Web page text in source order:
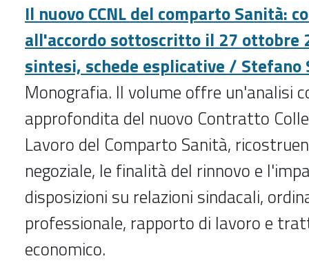
Il nuovo CCNL del comparto Sanità:
all'accordo sottoscritto il 27 ottobre
sintesi, schede esplicative /
Monografia. Il volume offre un'analisi
approfondita del nuovo Contratto
Lavoro del Comparto Sanità,
negoziale, le finalità del rinnovo e
disposizioni su relazioni sindacali,
professionale, rapporto di lavoro e
economico.